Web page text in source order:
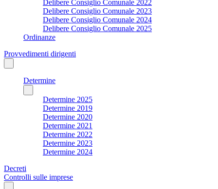
Delibere Consiglio Comunale 2022
Delibere Consiglio Comunale 2023
Delibere Consiglio Comunale 2024
Delibere Consiglio Comunale 2025
Ordinanze
Provvedimenti dirigenti
Determine
Determine 2025
Determine 2019
Determine 2020
Determine 2021
Determine 2022
Determine 2023
Determine 2024
Decreti
Controlli sulle imprese